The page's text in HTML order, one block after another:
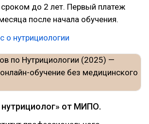
сроком до 2 лет. Первый платеж
после начала обучения.
о нутрициологии
от МИПО.